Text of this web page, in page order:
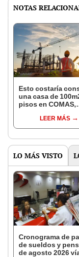
NOTAS
Esto costaría
una casa de
pisos en COMAS,
distritos de LIMA
NORTE
LEER MÁS
LO MÁS VISTO
Cronograma de
de sueldos y
de agosto 2026